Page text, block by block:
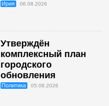
Ирия 06.08.2026
Утверждён
комплексный план
городского
обновления
Политика 05.08.2026